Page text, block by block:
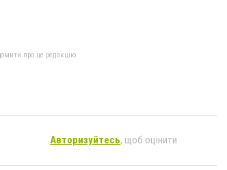
про це редакцію
Авторизуйтесь, щоб оцінити